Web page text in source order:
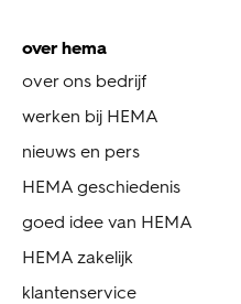
over hema
over ons bedrijf
werken bij HEMA
nieuws en pers
HEMA geschiedenis
goed idee van HEMA
HEMA zakelijk
klantenservice